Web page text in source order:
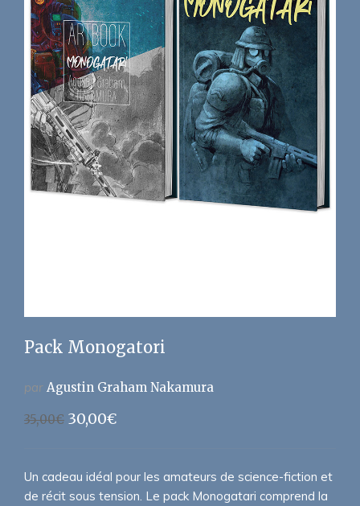
Pack Monogatori
par Agustin Graham Nakamura
35,00€ Le
était :
35,00€.
30,00€Le
est :
30,00€.
Un cadeau idéal pour les amateurs de science-fiction et
de récit sous tension. Le pack Monogatari comprend la